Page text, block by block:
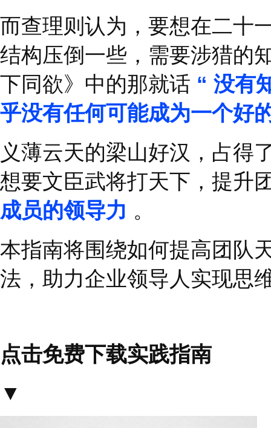
耀。
40 多年的时间里，伯克
7.5万倍的增长让很多领
而查理则认为，要想在
结构压倒一些，需要涉
下同欲》中的那就话
乎没有任何可能成为一
义薄云天的梁山好汉，
成员的领导力 。
本指南将围绕如何提高